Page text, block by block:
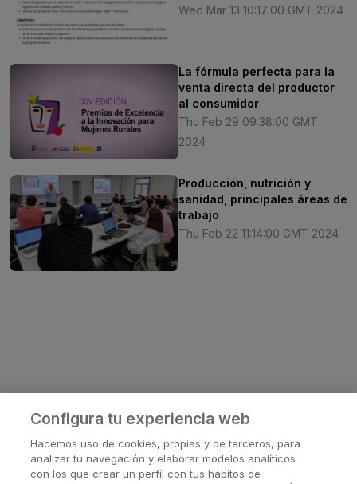
Wed Mar 13 10:17:00 GMT 2024
La fórmula perfecta para la
venta directa del productor
al consumidor
Thu Feb 29 09:38:00 GMT
2024
Producción, nutrición y
sanidad, principales áreas de
trabajo
Thu Feb 22 11:14:00 GMT 2024
Configura tu experiencia web
Hacemos uso de cookies, propias y de terceros, para
analizar tu navegación y elaborar modelos analíticos
con los que crear un perfil con tus hábitos de